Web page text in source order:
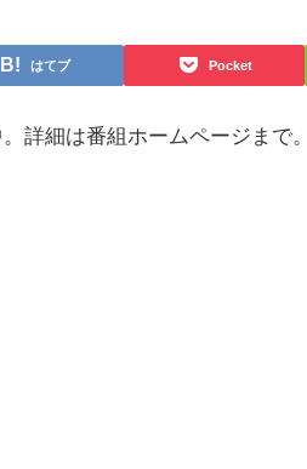
はてブ Pocket
詳細は番組ホームページまで。